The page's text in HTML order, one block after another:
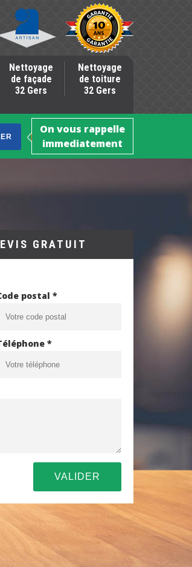
Nettoyage
de façade
32 Gers
Nettoyage
de toiture
32 Gers
On vous rappelle
immediatement
GRATUIT
postal *
*